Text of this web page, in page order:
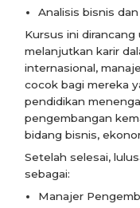
Analisis bisnis
Kursus ini
melanjutkan karir
internasional,
cocok bagi mereka
pendidikan
pengembangan
bidang bisnis,
Setelah selesai,
sebagai:
Manajer